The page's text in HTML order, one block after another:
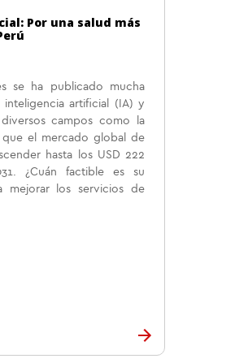
Por una salud más
se ha publicado mucha
artificial (IA) y
campos como la
que el mercado global de
hasta los USD 222
¿Cuán factible es su
mejorar los servicios de